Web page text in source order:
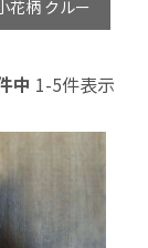
花柄 クルー
中 1-5件表示